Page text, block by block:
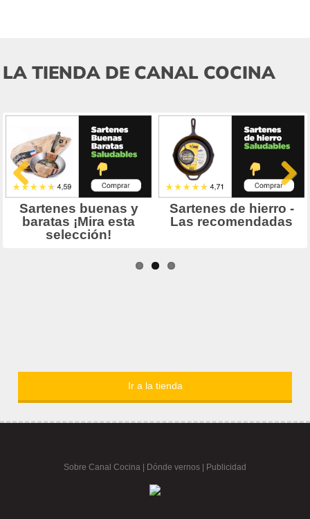
LA TIENDA DE CANAL COCINA
Ir a la tienda
Sobre Canal Cocina Dónde vernos | Publicidad